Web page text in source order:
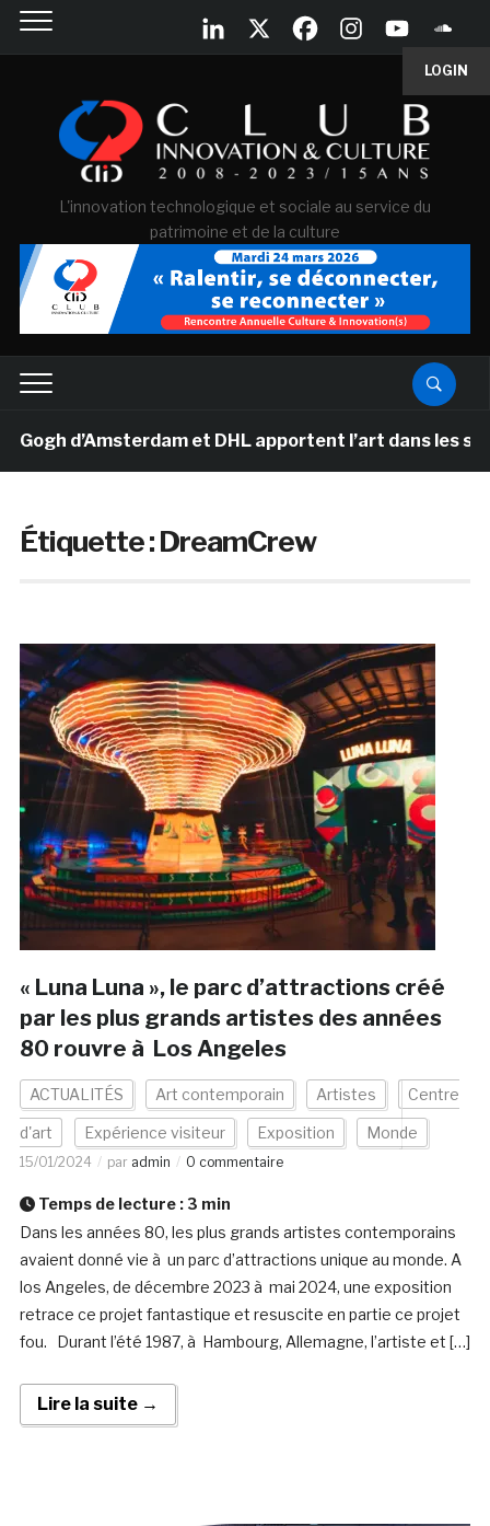
LOGIN
L'innovation technologique et sociale au service du
patrimoine et de la culture
d’Amsterdam et DHL apportent l’art dans les
Étiquette :DreamCrew
« Luna Luna », le parc d’attractions créé
par les plus grands artistes des années
80 rouvre à Los Angeles
ACTUALITÉS Art contemporain Artistes Centre
d'art Expérience visiteur Exposition Monde
15/01/2024 par admin 0 commentaire
Temps de lecture : 3 min
Dans les années 80, les plus grands artistes contemporains
avaient donné vie à un parc d’attractions unique au monde. A
los Angeles, de décembre 2023 à mai 2024, une exposition
retrace ce projet fantastique et resuscite en partie ce projet
fou. Durant l’été 1987, à Hambourg, Allemagne, l’artiste et […]
Lire la suite →